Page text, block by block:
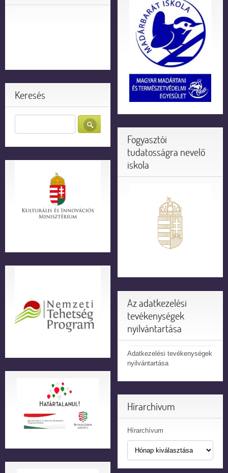
Keresés
Fogyasztói
tudatosságra nevelő
iskola
Az adatkezelési
tevékenységek
nyilvántartása
Adatkezelési tevékenységek
nyilvántartása
Hírarchívum
Hírarchívum